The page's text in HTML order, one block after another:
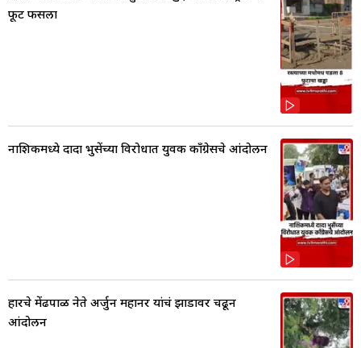
फूट फसला
नाशिकमध्ये दादा भुसेंच्या विरोधात युवक काँग्रेसचे आंदोलन
प्रहारचे मेंढपाळ नेते अर्जुन महानर यांचं झाडावर चढून
आंदोलन